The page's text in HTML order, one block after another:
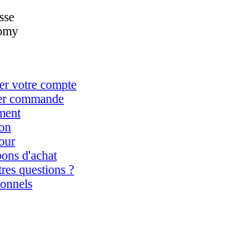
votre compte
commande
d'achat
questions ?